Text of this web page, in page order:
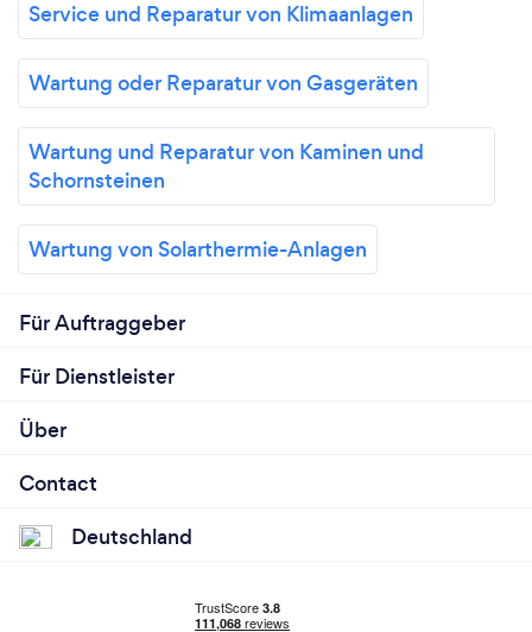
Service und Reparatur von Klimaanlagen
Wartung oder Reparatur von Gasgeräten
Wartung und Reparatur von Kaminen und
Schornsteinen
Wartung von Solarthermie-Anlagen
Für Auftraggeber
Für Dienstleister
Über
Contact
Deutschland